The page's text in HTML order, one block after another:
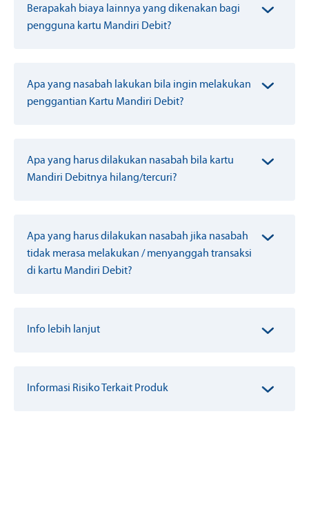
Berapakah biaya lainnya yang dikenakan bagi
pengguna kartu Mandiri Debit?
Apa yang nasabah lakukan bila ingin melakukan
penggantian Kartu Mandiri Debit?
Apa yang harus dilakukan nasabah bila kartu
Mandiri Debitnya hilang/tercuri?
Apa yang harus dilakukan nasabah jika nasabah
tidak merasa melakukan / menyanggah transaksi
di kartu Mandiri Debit?
Info lebih lanjut
Informasi Risiko Terkait Produk